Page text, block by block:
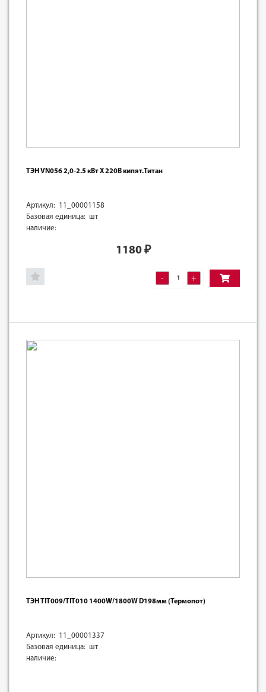
ТЭН VN056 2,0-2.5 кВт X 220В кипят.Титан
Артикул: 11_00001158
Базовая единица: шт
наличие:
1180₽
- +
ТЭН TIT009/TIT010 1400W/1800W D198мм (Термопот)
Артикул: 11_00001337
Базовая единица: шт
наличие: